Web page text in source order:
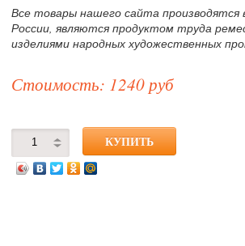
Все товары нашего сайта производятся
России, являются продуктом труда
изделиями народных художественных
Стоимость: 1240 руб